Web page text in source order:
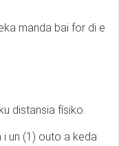
manda bai for di e
distansia físiko.
i un (1) outo a keda